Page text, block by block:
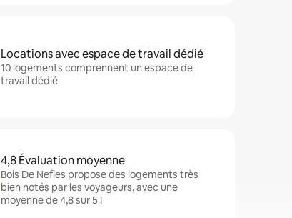
Locations avec espace de travail dédié
10 logements comprennent un espace de
travail dédié
4,8 Évaluation moyenne
Bois De Nefles propose des logements très
bien notés par les voyageurs, avec une
moyenne de 4,8 sur 5 !